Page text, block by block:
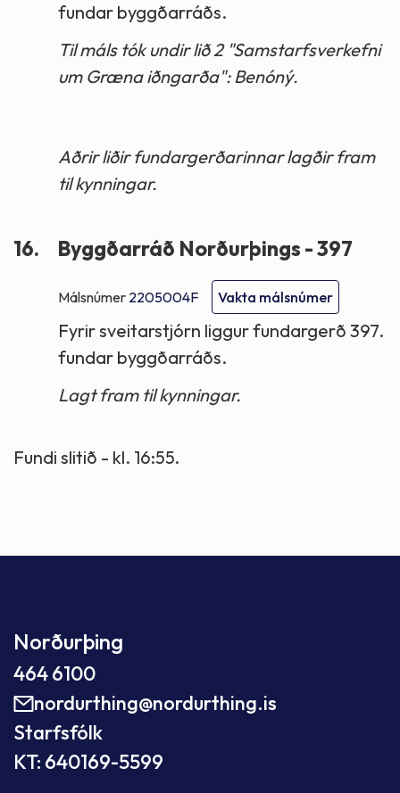
fundar byggðarráðs.
Til máls tók undir lið 2 "Samstarfsverkefni
um Græna iðngarða": Benóný.
Aðrir liðir fundargerðarinnar lagðir fram
til kynningar.
16. Byggðarráð Norðurþings - 397
Málsnúmer 2205004F Vakta málsnúmer
Fyrir sveitarstjórn liggur fundargerð 397.
fundar byggðarráðs.
Lagt fram til kynningar.
Fundi slitið - kl. 16:55.
Norðurþing
464 6100
nordurthing@nordurthing.is
Starfsfólk
KT: 640169-5599